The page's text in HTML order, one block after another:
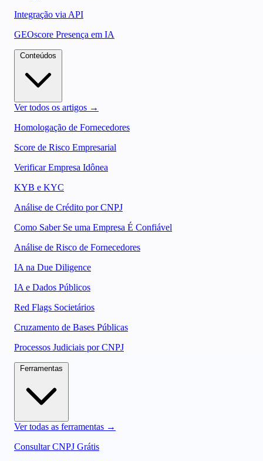
Integração via API
GEOscore Presença em IA
Ver todos os artigos →
Homologação de Fornecedores
Score de Risco Empresarial
Verificar Empresa Idônea
KYB e KYC
Análise de Crédito por CNPJ
Como Saber Se uma Empresa É Confiável
Análise de Risco de Fornecedores
IA na Due Diligence
IA e Dados Públicos
Red Flags Societários
Cruzamento de Bases Públicas
Processos Judiciais por CNPJ
Ver todas as ferramentas →
Consultar CNPJ Grátis